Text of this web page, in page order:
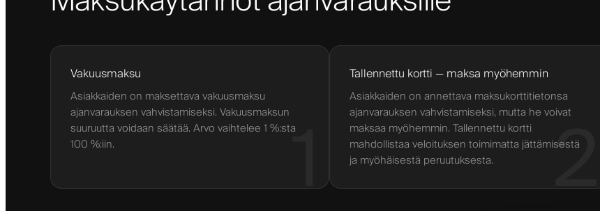
1
Vakuusmaksu
Asiakkaiden on maksettava vakuusmaksu
ajanvarauksen vahvistamiseksi. Vakuusmaksun
suuruutta voidaan säätää. Arvo vaihtelee 1 %:sta
100 %:iin.
2
Tallennettu kortti — maksa myöhemmin
Asiakkaiden on annettava maksukorttitietonsa
ajanvarauksen vahvistamiseksi, mutta he voivat
maksaa myöhemmin. Tallennettu kortti
mahdollistaa veloituksen toimimatta jättämisestä
ja myöhäisestä peruutuksesta.